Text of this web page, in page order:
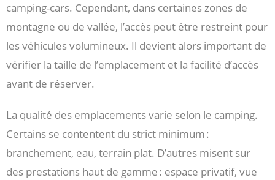
camping-cars. Cependant, dans certaines zones de
montagne ou de vallée, l’accès peut être restreint pour
les véhicules volumineux. Il devient alors important de
vérifier la taille de l’emplacement et la facilité d’accès
avant de réserver.
La qualité des emplacements varie selon le camping.
Certains se contentent du strict minimum :
branchement, eau, terrain plat. D’autres misent sur
des prestations haut de gamme : espace privatif, vue